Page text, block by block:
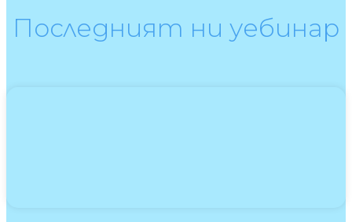
Последният ни уебинар